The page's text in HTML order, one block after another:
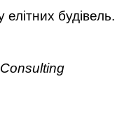
будівель.
Consulting